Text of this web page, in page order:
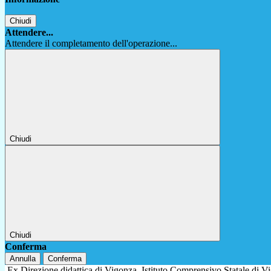
Chiudi
Attendere...
Attendere il completamento dell'operazione...
Chiudi
Chiudi
Conferma
Annulla Conferma